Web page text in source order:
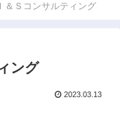
＆Ｓコンサルティング
ング
2023.03.13